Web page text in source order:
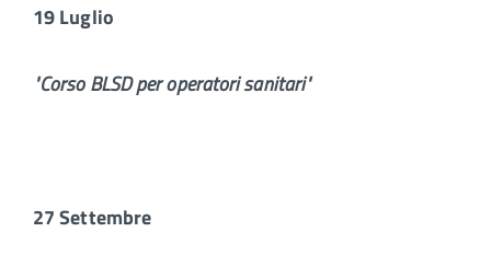
19 Luglio
"Corso BLSD per operatori sanitari"
27 Settembre